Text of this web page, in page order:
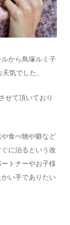
から鳥塚ルミ子
気でした。
せて頂いており
食べ物や癖など
に治るという改
トナーやお子様
い手でありたい